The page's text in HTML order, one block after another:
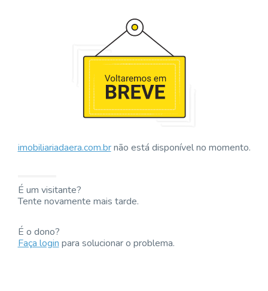
imobiliariadaera.com.brnão está disponível no momento.
É um visitante?
Tente novamente mais tarde.
É o dono?
Faça loginpara solucionar o problema.